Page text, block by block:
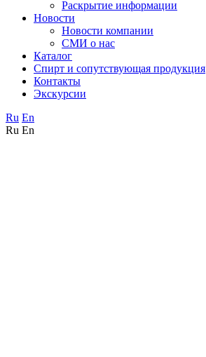
Раскрытие информации
Новости
Новости компании
СМИ о нас
Каталог
Спирт и сопутствующая продукция
Контакты
Экскурсии
Ru En
Ru En